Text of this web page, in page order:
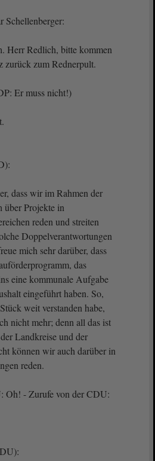
Schellenberger:
Herr Redlich, bitte kommen
zurück zum Rednerpult.
Er muss nicht!)
dass wir im Rahmen der
über Projekte in
reden und streiten
Doppelverantwortungen
mich sehr darüber, dass
das
eine kommunale Aufgabe
eingeführt haben. So,
weit verstanden habe,
nicht mehr; denn all das ist
Landkreise und der
können wir auch darüber in
reden.
Oh! - Zurufe von der CDU: